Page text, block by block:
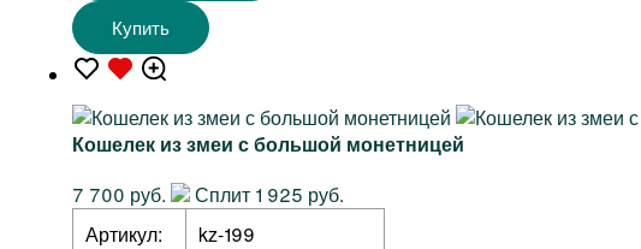
Купить
Кошелек из змеи с большой монетницей
7 700 руб.
Сплит 1 925 руб.
Артикул:
kz-199